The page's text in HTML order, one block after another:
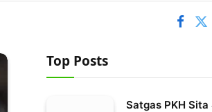
Top Posts
Satgas PKH